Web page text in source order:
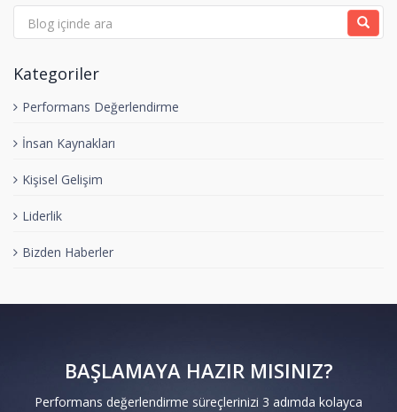
Kategoriler
Performans Değerlendirme
İnsan Kaynakları
Kişisel Gelişim
Liderlik
Bizden Haberler
BAŞLAMAYA HAZIR MISINIZ?
Performans değerlendirme süreçlerinizi 3 adımda kolayca